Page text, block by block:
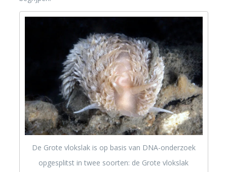
De Grote vlokslak is op basis van DNA-onderzoek
opgesplitst in twee soorten: de Grote vlokslak